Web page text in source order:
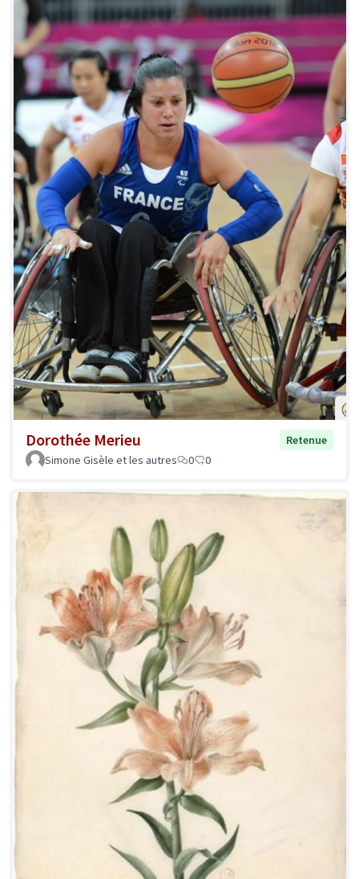
Dorothée Merieu
Retenue
Simone Gisèle et les autres
0 0